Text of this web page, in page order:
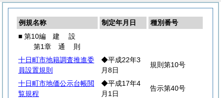
例規名称 制定年月日
種別番号
■ 第10編 建 設
第1章 通 則
十日町市地籍調査推進委
員設置規則
◆平成22年3
月8日
規則第10号
十日町市地価公示台帳閲
覧規程
◆平成17年4
月1日
告示第40号